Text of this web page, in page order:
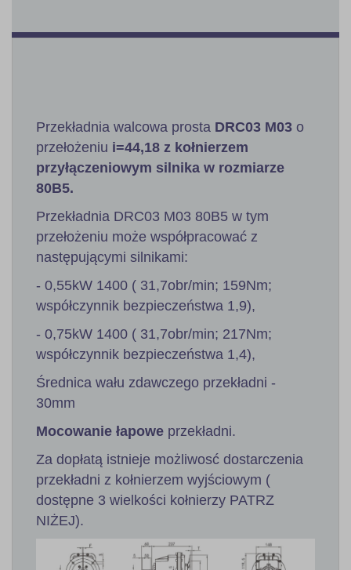
Przekładnia walcowa prosta DRC03 M03 o
przełożeniu i=44,18 z kołnierzem
przyłączeniowym silnika w rozmiarze
80B5.
Przekładnia DRC03 M03 80B5 w tym
przełożeniu może współpracować z
następującymi silnikami:
- 0,55kW 1400 ( 31,7obr/min; 159Nm;
współczynnik bezpieczeństwa 1,9),
- 0,75kW 1400 ( 31,7obr/min; 217Nm;
współczynnik bezpieczeństwa 1,4),
Średnica wału zdawczego przekładni -
30mm
Mocowanie łapowe przekładni.
Za dopłatą istnieje możliwosć dostarczenia
przekładni z kołnierzem wyjściowym (
dostępne 3 wielkości kołnierzy PATRZ
NIŻEJ).